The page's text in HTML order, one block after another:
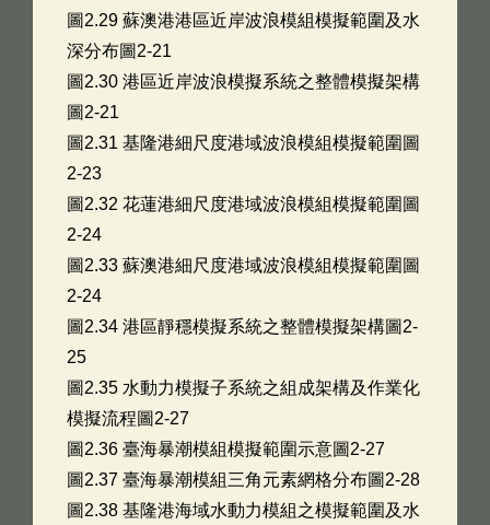
圖2.29 蘇澳港港區近岸波浪模組模擬範圍及水
深分布圖2-21
圖2.30 港區近岸波浪模擬系統之整體模擬架構
圖2-21
圖2.31 基隆港細尺度港域波浪模組模擬範圍圖
2-23
圖2.32 花蓮港細尺度港域波浪模組模擬範圍圖
2-24
圖2.33 蘇澳港細尺度港域波浪模組模擬範圍圖
2-24
圖2.34 港區靜穩模擬系統之整體模擬架構圖2-
25
圖2.35 水動力模擬子系統之組成架構及作業化
模擬流程圖2-27
圖2.36 臺海暴潮模組模擬範圍示意圖2-27
圖2.37 臺海暴潮模組三角元素網格分布圖2-28
圖2.38 基隆港海域水動力模組之模擬範圍及水